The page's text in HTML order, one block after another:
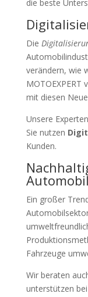
die beste
Die
verändern, wie
MOTOEXPERT
mit diesen
Unsere
Sie nutzen
Kunden.
Ein großer
Fahrzeuge
Wir beraten
unterstützen